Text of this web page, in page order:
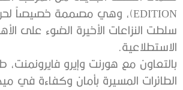
EDITION)، وهي مصممة خصيصاً لحروب الطائرات المُسيرة.
سلطت النزاعات الأخيرة الضوء على
الاستطلاعية.
بالتعاون مع هورنت وإيرو
الطائرات المسيرة بأمان وكفاءة في